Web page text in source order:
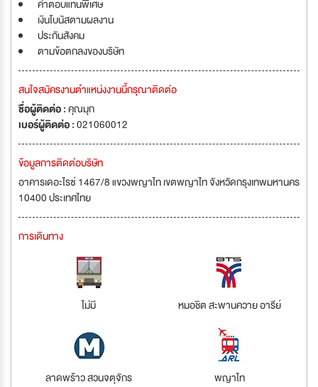
ค่าตอบแทนพิเศษ
เงินโบนัสตามผลงาน
ประกันสังคม
ตามข้อตกลงของบริษัท
สนใจสมัครงานตำแหน่งงานนี้กรุณาติดต่อ
ชื่อผู้ติดต่อ :คุณมุก
เบอร์ผู้ติดต่อ :021060012
ข้อมูลการติดต่อบริษัท
อาคารเดอะไรซ์ 1467/8 แขวงพญาไท เขตพญาไท จังหวัดกรุงเทพมหานคร
10400 ประเทศไทย
การเดินทาง
ไม่มี หมอชิต สะพานควาย อารีย์
ลาดพร้าว สวนจตุจักร พญาไท